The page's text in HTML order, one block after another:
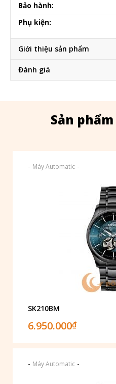
Bảo hành:
Phụ kiện:
Giới thiệu sản phẩm
Đánh giá
Sản
- Máy Automatic -
SK210BM
6.950.000₫
- Máy Automatic -